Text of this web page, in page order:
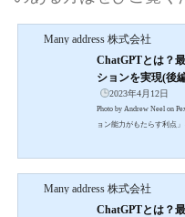
Many address 株式会社
ChatGPTとは？
ションを実現(後
2023年4月12日
Photo by Andrew Neel on
ョン能力がもたらす利点」
てご紹介します。 新たな
ndrea Piacquadio on
Many address 株式会社
ChatGPTとは？